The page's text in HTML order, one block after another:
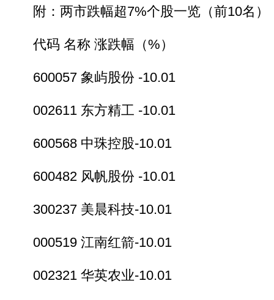
附：两市跌幅超7%个股一览（前10名）
代码 名称 涨跌幅（%）
600057 象屿股份 -10.01
002611 东方精工 -10.01
600568 中珠控股-10.01
600482 风帆股份 -10.01
300237 美晨科技-10.01
000519 江南红箭-10.01
002321 华英农业-10.01